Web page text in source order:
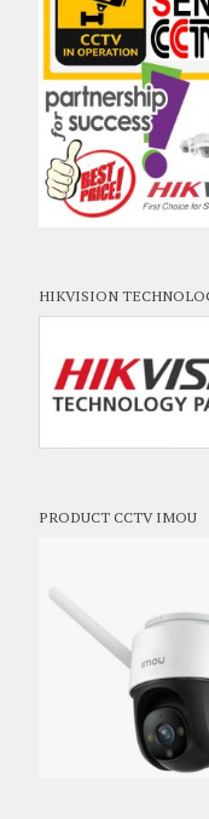
HIKVISION
PRODUCT CCTV IMOU